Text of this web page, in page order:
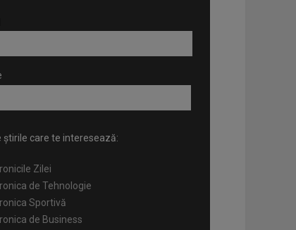
știrile care te interesează:
Zilei
de Tehnologie
Sportivă
de Business